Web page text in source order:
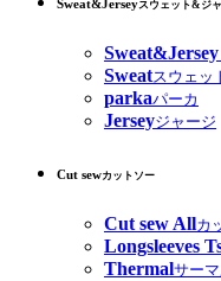
Sweat&Jerseyスウェット&ジ
Sweatスウェッ
parkaパーカ
Jerseyジャージ
Cut sewカットソー
Cut sew Allカ
Longsleeves
Thermalサー